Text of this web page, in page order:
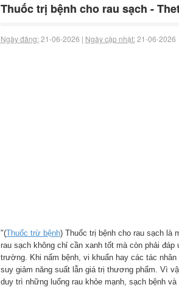
Thuốc trị bệnh cho rau sạch -
Ngày đăng:21-06-2026 | Ngày cập nhật:21-06-2026
"(Thuốc trừ bệnh) Thuốc trị bệnh cho rau sạch là
rau sạch không chỉ cần xanh tốt mà còn phải
trường. Khi nấm bệnh, vi khuẩn hay các tác
suy giảm năng suất lẫn giá trị thương phẩm. Vì
duy trì những luống rau khỏe mạnh, sạch bệnh